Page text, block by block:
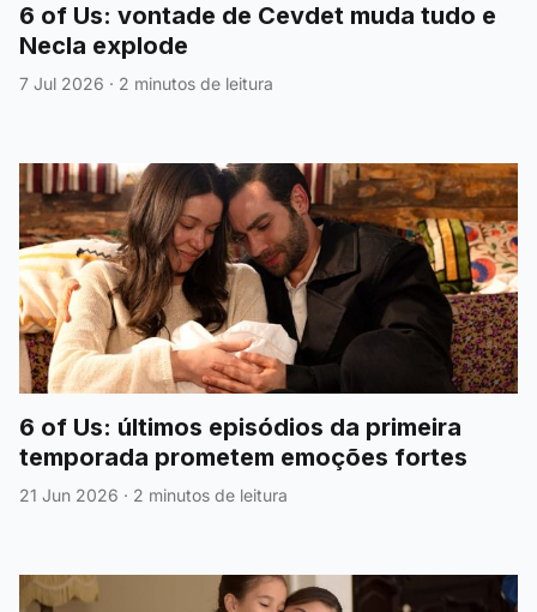
6 of Us: vontade de Cevdet muda tudo e
Necla explode
7 Jul 2026 · 2 minutos de leitura
6 of Us: últimos episódios da primeira
temporada prometem emoções fortes
21 Jun 2026 · 2 minutos de leitura